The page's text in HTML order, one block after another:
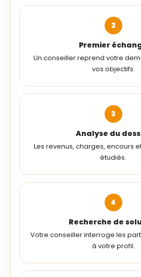
Premier
Un conseiller reprend votre
vos objectifs.
Analyse du
Les revenus, charges, encours
étudiés.
Recherche de
Votre conseiller interroge les
à votre profil.